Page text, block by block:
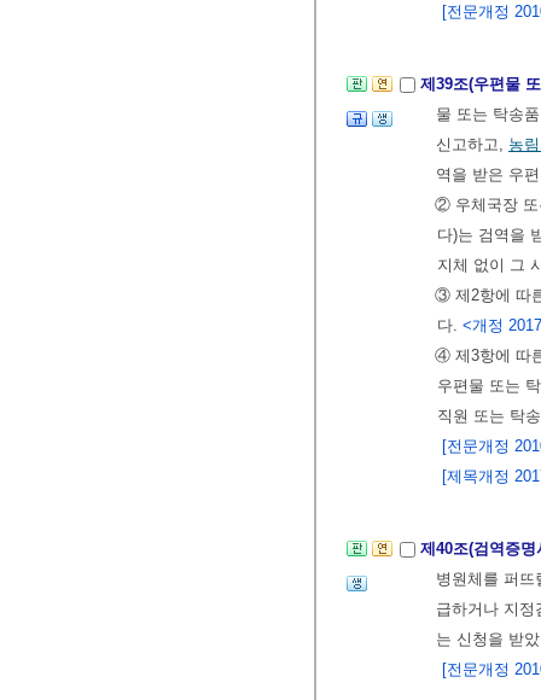
[전문개정
제39조(우편물
물 또는 탁송
신고하고, 농
역을 받은 우
② 우체국장
다)는 검역을
지체 없이 그
③ 제2항에 따
다. <개정
④ 제3항에 따
우편물 또는
직원 또는 탁
[전문개정
[제목개정
제40조(검역증
병원체를 퍼
급하거나 지
는 신청을 받
[전문개정